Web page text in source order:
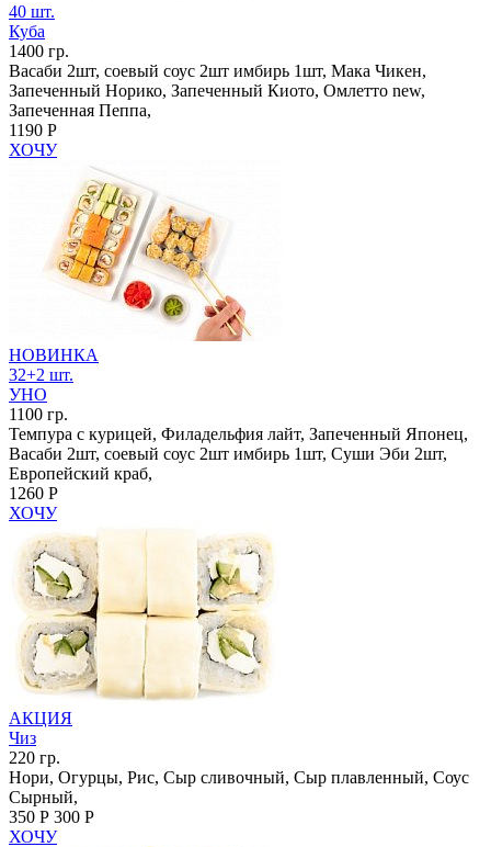
40 шт.
Куба
1400 гр.
Васаби 2шт, соевый соус 2шт имбирь 1шт, Мака Чикен,
Запеченный Норико, Запеченный Киото, Омлетто new,
Запеченная Пеппа,
1190 Р
ХОЧУ
НОВИНКА
32+2 шт.
УНО
1100 гр.
Темпура с курицей, Филадельфия лайт, Запеченный Японец,
Васаби 2шт, соевый соус 2шт имбирь 1шт, Суши Эби 2шт,
Европейский краб,
1260 Р
ХОЧУ
АКЦИЯ
Чиз
220 гр.
Нори, Огурцы, Рис, Сыр сливочный, Сыр плавленный, Соус
Сырный,
350 Р 300 Р
ХОЧУ